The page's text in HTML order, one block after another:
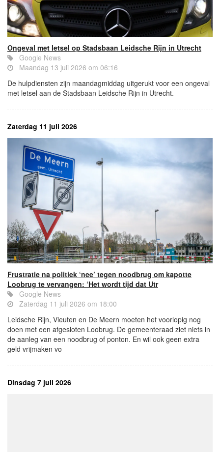
Ongeval met letsel op Stadsbaan Leidsche Rijn in Utrecht
Google News
Maandag 13 juli 2026 om 06:16
De hulpdiensten zijn maandagmiddag uitgerukt voor een ongeval
met letsel aan de Stadsbaan Leidsche Rijn in Utrecht.
Zaterdag 11 juli 2026
Frustratie na politiek ‘nee’ tegen noodbrug om kapotte
Loobrug te vervangen: ‘Het wordt tijd dat Utr
Google News
Zaterdag 11 juli 2026 om 18:00
Leidsche Rijn, Vleuten en De Meern moeten het voorlopig nog
doen met een afgesloten Loobrug. De gemeenteraad ziet niets in
de aanleg van een noodbrug of ponton. En wil ook geen extra
geld vrijmaken vo
Dinsdag 7 juli 2026